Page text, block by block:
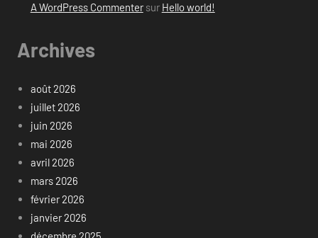
A WordPress Commentersur Hello world!
Archives
août 2026
juillet 2026
juin 2026
mai 2026
avril 2026
mars 2026
février 2026
janvier 2026